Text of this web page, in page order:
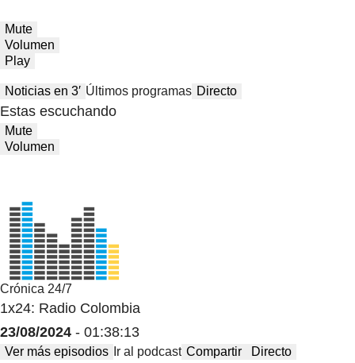
Mute
Volumen
Play
Noticias en 3′ Últimos programas Directo
Estas escuchando
Mute
Volumen
Crónica 24/7
1x24: Radio Colombia
23/08/2024 - 01:38:13
Ver más episodios Ir al podcast Compartir Directo